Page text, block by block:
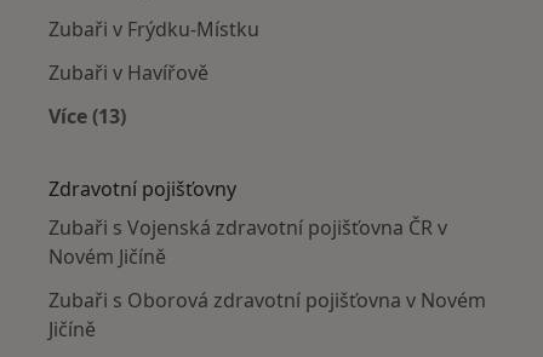
Zubaři v Frýdku-Místku
Zubaři v Havířově
Více (13)
Zdravotní pojišťovny
Zubaři s Vojenská zdravotní pojišťovna ČR v
Novém Jičíně
Zubaři s Oborová zdravotní pojišťovna v Novém
Jičíně